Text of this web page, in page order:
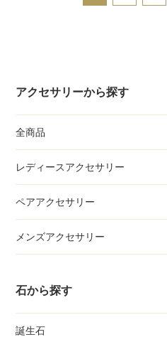
アクセサリーから探す
全商品
レディースアクセサリー
ペアアクセサリー
メンズアクセサリー
石から探す
誕生石